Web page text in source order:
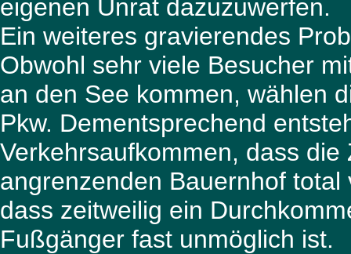
eigenen Unrat dazuzuwerfen.
Ein weiteres gravierendes
Obwohl sehr viele Besucher
an den See kommen, wählen
Pkw. Dementsprechend
Verkehrsaufkommen, dass
angrenzenden Bauernhof
dass zeitweilig ein
Fußgänger fast unmöglich ist.